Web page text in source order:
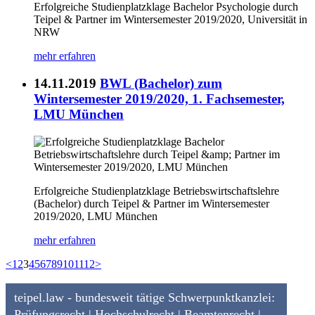
Erfolgreiche Studienplatzklage Bachelor Psychologie durch
Teipel & Partner im Wintersemester 2019/2020, Universität in
NRW
mehr erfahren
14.11.2019 BWL (Bachelor) zum
Wintersemester 2019/2020, 1. Fachsemester,
LMU München
Erfolgreiche Studienplatzklage Betriebswirtschaftslehre
(Bachelor) durch Teipel & Partner im Wintersemester
2019/2020, LMU München
mehr erfahren
<1 23456789101112>
teipel.law - bundesweit tätige Schwerpunktkanzlei: